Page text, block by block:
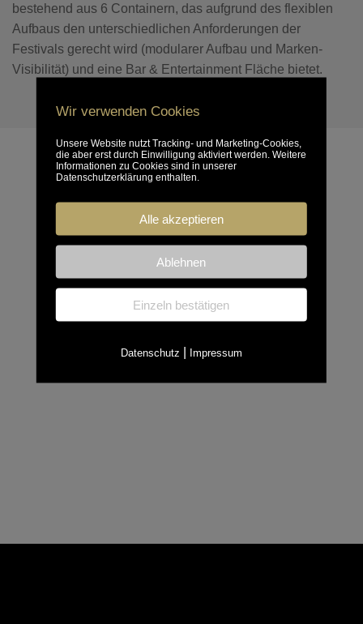
bestehend aus 6 Containern, das aufgrund des flexiblen
Aufbaus den unterschiedlichen Anforderungen der
Festivals gerecht wird (modularer Aufbau und Marken-
Visibilität) und eine Bar & Entertainment Fläche bietet.
Wir verwenden Cookies
Unsere Website nutzt Tracking- und Marketing-Cookies,
die aber erst durch Einwilligung aktiviert werden. Weitere
Informationen zu Cookies sind in unserer
Datenschutzerklärung enthalten.
Alle akzeptieren
Ablehnen
Einzeln bestätigen
Datenschutz Impressum